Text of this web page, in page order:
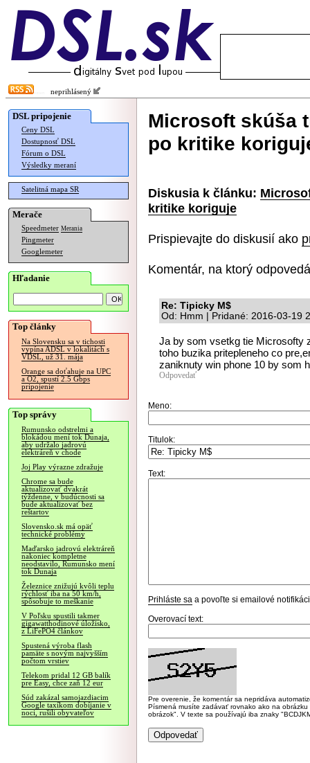
neprihlásený
DSL pripojenie
Ceny DSL
Dostupnosť DSL
Fórum o DSL
Výsledky meraní
Satelitná mapa SR
Merače
Speedmeter Merania
Pingmeter
Googlemeter
Hľadanie
Top články
Na Slovensku sa v tichosti
vypína ADSL v lokalitách s
VDSL, už 31. mája
Orange sa doťahuje na UPC
a O2, spustí 2.5 Gbps
pripojenie
Top správy
Rumunsko odstrelmi a
blokádou mení tok Dunaja,
aby udržalo jadrovú
elektráreň v chode
Joj Play výrazne zdražuje
Chrome sa bude
aktualizovať dvakrát
týždenne, v budúcnosti sa
bude aktualizovať bez
reštartov
Slovensko.sk má opäť
technické problémy
Maďarsko jadrovú elektráreň
nakoniec kompletne
neodstavilo, Rumunsko mení
tok Dunaja
Železnice znižujú kvôli teplu
rýchlosť iba na 50 km/h,
spôsobuje to meškanie
V Poľsku spustili takmer
gigawatthodinové úložisko,
z LiFePO4 článkov
Spustená výroba flash
pamäte s novým najvyšším
počtom vrstiev
Telekom pridal 12 GB balík
pre Easy, chce zaň 12 eur
Súd zakázal samojazdiacim
Google taxíkom dobíjanie v
noci, rušili obyvateľov
Microsoft skúša
po kritike
Diskusia k článku:
kritike koriguje
Prispievajte do diskusií ako
Komentár, na ktorý
Re: Tipicky M$
Od: Hmm | Pridané: 2016-03-19
Ja by som vsetkg tie Microsofty
toho buzika pritepleneho co
zaniknuty win phone 10 by som
Odpovedať
Meno:
Titulok:
Text:
Prihláste sa a povoľte si emailové
Overovací text:
Pre overenie, že komentár sa nepridáva
Písmená musíte zadávať rovnako ako na
obrázok". V texte sa používajú iba znaky